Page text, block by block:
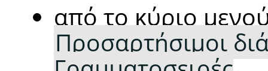
από το κύριο
Προσαρτήσιμοι